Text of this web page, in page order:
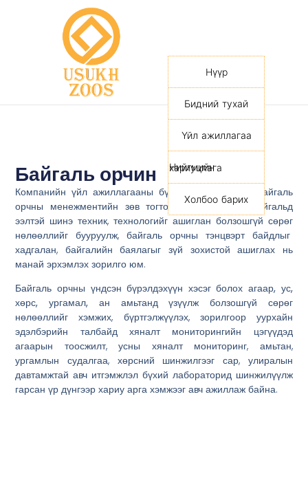
Нүүр
Бидний тухай
Үйл ажиллагаа
Нийгмийн хариуцлага
Холбоо барих
Байгаль орчин
Компанийн үйл ажиллагааны бүхий л үе шатанд байгаль
орчны менежментийн зөв тогтолцоог бүрдүүлж, байгальд
ээлтэй шинэ техник, технологийг ашиглан болзошгүй сөрөг
нөлөөллийг бууруулж, байгаль орчны тэнцвэрт байдлыг
хадгалан, байгалийн баялагыг зүй зохистой ашиглах нь
манай эрхэмлэх зорилго юм.
Байгаль орчны үндсэн бүрэлдэхүүн хэсэг болохагаар, ус,
хөрс, ургамал, ан амьтанд үзүүлж болзошгүй сөрөг
нөлөөллийг хэмжих, бүртгэлжүүлэх, зорилгоор уурхайн
эдэлбэрийн талбайд хяналт мониторингийн цэгүүдэд
агаарын тоосжилт, усны хяналт мониторинг, амьтан,
ургамлын судалгаа, хөрсний шинжилгээг сар, улиралын
давтамжтай авч итгэмжлэл бүхий лабораторид шинжилүүлж
гарсан үр дүнгээр хариу арга хэмжээг авч ажиллаж байна.